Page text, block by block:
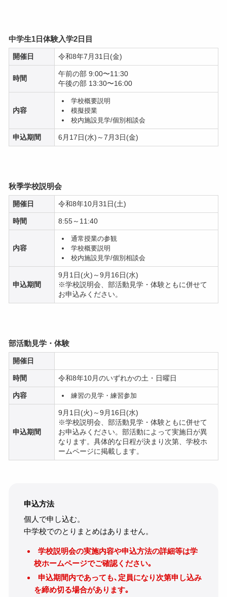
中学生1日体験入学2日目
開催日 令和8年7月31日(金)
時間
午前の部 9:00〜11:30
午後の部 13:30〜16:00
内容
学校概要説明
模擬授業
校内施設見学/個別相談会
申込期間 6月17日(水)～7月3日(金)
秋季学校説明会
開催日 令和8年10月31日(土)
時間 8:55～11:40
内容
通常授業の参観
学校概要説明
校内施設見学/個別相談会
申込期間
9月1日(火)～9月16日(水)
※学校説明会、部活動見学・体験ともに併せて
お申込みください。
部活動見学・体験
開催日
時間 令和8年10月のいずれかの土・日曜日
内容 練習の見学・練習参加
申込期間
9月1日(火)～9月16日(水)
※学校説明会、部活動見学・体験ともに併せて
お申込みください。部活動によって実施日が異
なります。具体的な日程が決まり次第、学校ホ
ームページに掲載します。
申込方法
個人で申し込む。
中学校でのとりまとめはありません。
学校説明会の実施内容や申込方法の詳細等は学
校ホームページでご確認ください｡
申込期間内であっても､定員になり次第申し込み
を締め切る場合があります｡